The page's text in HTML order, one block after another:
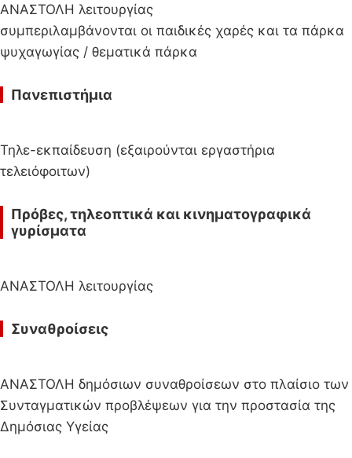
ΑΝΑΣΤΟΛΗ λειτουργίας
συμπεριλαμβάνονται οι παιδικές χαρές και τα πάρκα
ψυχαγωγίας / θεματικά πάρκα
Πανεπιστήμια
Τηλε-εκπαίδευση (εξαιρούνται εργαστήρια
τελειόφοιτων)
Πρόβες, τηλεοπτικά και κινηματογραφικά
γυρίσματα
ΑΝΑΣΤΟΛΗ λειτουργίας
Συναθροίσεις
ΑΝΑΣΤΟΛΗ δημόσιων συναθροίσεων στο πλαίσιο των
Συνταγματικών προβλέψεων για την προστασία της
Δημόσιας Υγείας